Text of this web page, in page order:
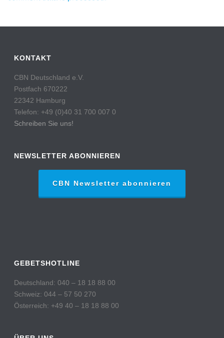
KONTAKT
CBN Deutschland e.V.
Postfach 670222
22342 Hamburg
Telefon: +49 (0)40 31 700 007 0
Schreiben Sie uns!
NEWSLETTER ABONNIEREN
CBN Newsletter abonnieren
GEBETSHOTLINE
Deutschland: 040 – 18 18 88 00
Schweiz: 044 – 57 50 270
Österreich: +49 40 – 18 18 88 00